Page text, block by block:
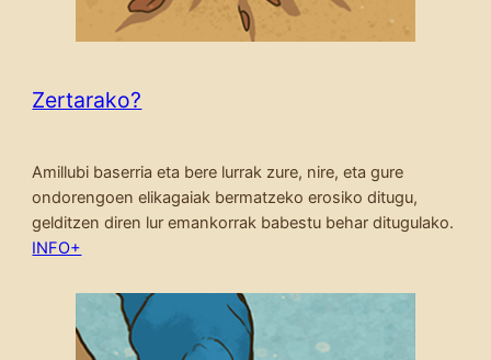
Zertarako?
Amillubi baserria eta bere lurrak zure, nire, eta gure
ondorengoen elikagaiak bermatzeko erosiko ditugu,
gelditzen diren lur emankorrak babestu behar ditugulako.
INFO+